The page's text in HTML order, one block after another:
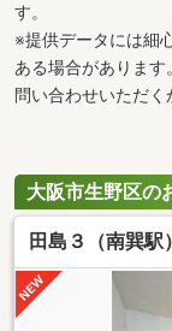
す。
※提供データには細
ある場合がありま
問い合わせいただく
大阪市生野区の
田島３（南巽駅